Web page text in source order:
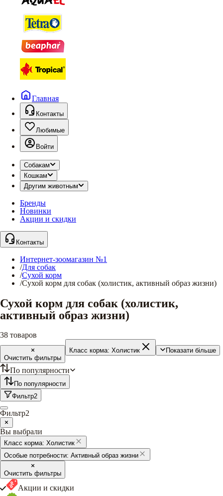
Главная
Контакты
Любимые
Войти
Собакам
Кошкам
Другим животным
Бренды
Новинки
Акции и скидки
Контакты
Интернет-зоомагазин №1
/Для собак
/Сухой корм
/Сухой корм для собак (холистик, активный образ жизни)
Сухой корм для собак (холистик,
активный образ жизни)
38 товаров
Очистить фильтры
Класс корма: Холистик Показати більше
По популярности
По популярности
Фильтр2
Фильтр2
Вы выбрали
Класс корма: Холистик
Особые потребности: Активный образ жизни
Очистить фильтры
Акции и скидки